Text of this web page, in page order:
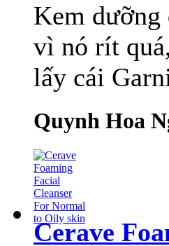
Kem dưỡng
vì nó rít
lấy cái
Quynh Hoa
Cerave